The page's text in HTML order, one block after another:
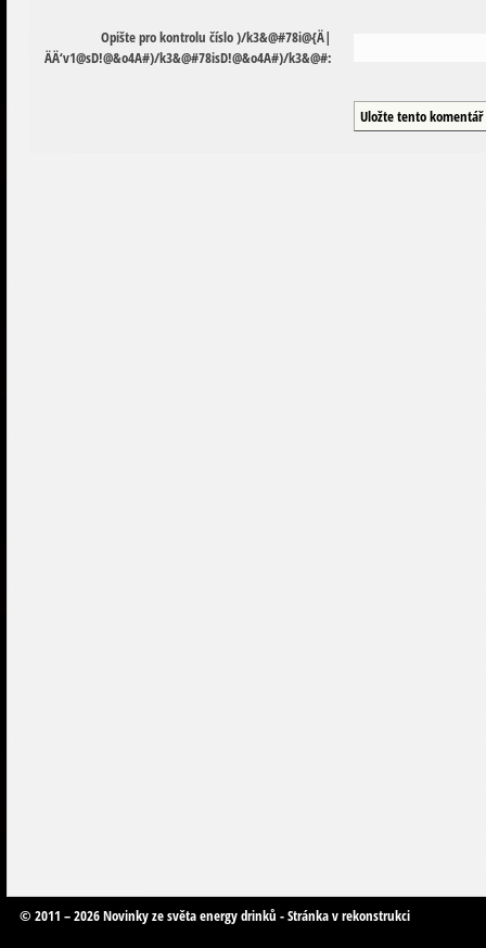
Opište pro kontrolu číslo)/k3&@#78i@{Ä|
ÄÄ‘v1@sD!@&o4A#)/k3&@#78isD!@&o4A#)/k3&@#:
© 2011 – 2026 Novinky ze světa energy drinků - Stránka v rekonstrukci